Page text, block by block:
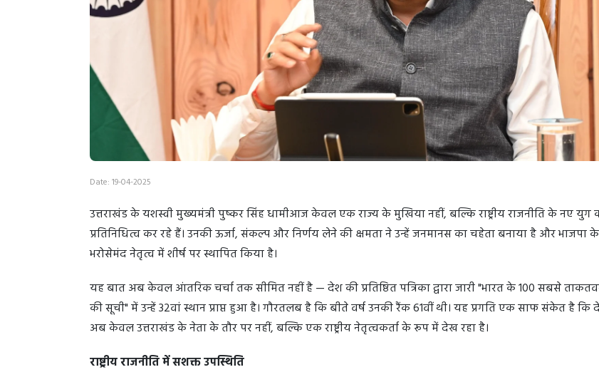
Date: 19-04-2025
उत्तराखंड के यशस्वी मुख्यमंत्री पुष्कर सिंह धामीआज केवल एक राज्य के मुखिया नहीं, बल्कि राष्ट्रीय राजनीति के नए युग
प्रतिनिधित्व कर रहे हैं। उनकी ऊर्जा, संकल्प और निर्णय लेने की क्षमता ने उन्हें जनमानस का चहेता बनाया है और भाजपा के
भरोसेमंद नेतृत्व में शीर्ष पर स्थापित किया है।
यह बात अब केवल आंतरिक चर्चा तक सीमित नहीं है — देश की प्रतिष्ठित पत्रिका द्वारा जारी "भारत के 100 सबसे
की सूची" में उन्हें 32वां स्थान प्राप्त हुआ है। गौरतलब है कि बीते वर्ष उनकी रैंक 61वीं थी। यह प्रगति एक साफ संकेत है कि
अब केवल उत्तराखंड के नेता के तौर पर नहीं, बल्कि एक राष्ट्रीय नेतृत्वकर्ता के रूप में देख रहा है।
राष्ट्रीय राजनीति में सशक्त उपस्थिति